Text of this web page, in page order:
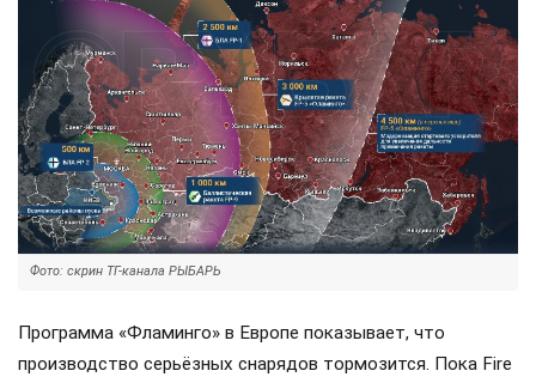
Фото: скрин ТГ-канала РЫБАРЬ
Программа «Фламинго» в Европе показывает, что
производство серьёзных снарядов тормозится. Пока Fire